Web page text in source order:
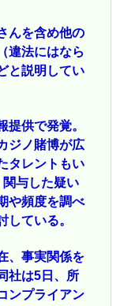
んを含め他の
違法にはなら
と説明してい
提供で発覚。
ジノ賭博が広
タレントもい
与した疑い
や頻度を調べ
している。
、事実関係を
社は5日、所
ンプライアン